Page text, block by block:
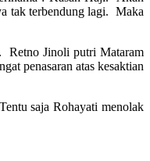
tak terbendung lagi. Maka
Retno Jinoli putri Mataram
penasaran atas kesaktian
saja Rohayati menolak